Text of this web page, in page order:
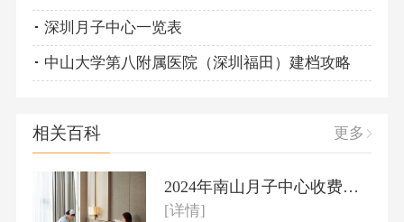
深圳月子中心一览表
中山大学第八附属医院（深圳福田）建档攻略
相关百科 更多
2024年南山月子中心收费标准
[详情]